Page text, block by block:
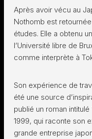
Après avoir vécu au
Nothomb est
études. Elle a obtenu
l’Université libre de
comme interprète à
Son expérience de
été une source
publié un roman
1999, qui raconte son
grande entreprise